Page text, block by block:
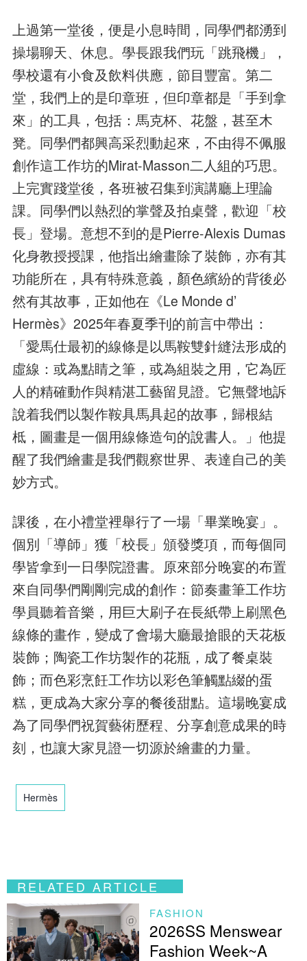
上過第一堂後，便是小息時間，同學們都湧到
操場聊天、休息。學長跟我們玩「跳飛機」，
學校還有小食及飲料供應，節目豐富。第二
堂，我們上的是印章班，但印章都是「手到拿
來」的工具，包括：馬克杯、花盤，甚至木
凳。同學們都興高采烈動起來，不由得不佩服
創作這工作坊的Mirat-Masson二人組的巧思。
上完實踐堂後，各班被召集到演講廳上理論
課。同學們以熱烈的掌聲及拍桌聲，歡迎「校
長」登場。意想不到的是Pierre-Alexis Dumas
化身教授授課，他指出繪畫除了裝飾，亦有其
功能所在，具有特殊意義，顏色繽紛的背後必
然有其故事，正如他在《Le Monde d’
Hermès》2025年春夏季刊的前言中帶出：
「愛馬仕最初的線條是以馬鞍雙針縫法形成的
虛線：或為點睛之筆，或為組裝之用，它為匠
人的精確動作與精湛工藝留見證。它無聲地訴
說着我們以製作鞍具馬具起的故事，歸根結
柢，圖畫是一個用線條造句的說書人。」他提
醒了我們繪畫是我們觀察世界、表達自己的美
妙方式。
課後，在小禮堂裡舉行了一場「畢業晚宴」。
個別「導師」獲「校長」頒發獎項，而每個同
學皆拿到一日學院證書。原來部分晚宴的布置
來自同學們剛剛完成的創作：節奏畫筆工作坊
學員聽着音樂，用巨大刷子在長紙帶上刷黑色
線條的畫作，變成了會場大廳最搶眼的天花板
裝飾；陶瓷工作坊製作的花瓶，成了餐桌裝
飾；而色彩烹飪工作坊以彩色筆觸點綴的蛋
糕，更成為大家分享的餐後甜點。這場晚宴成
為了同學們祝賀藝術歷程、分享創意成果的時
刻，也讓大家見證一切源於繪畫的力量。
Hermès
RELATED ARTICLE
FASHION
2026SS Menswear
Fashion Week~A